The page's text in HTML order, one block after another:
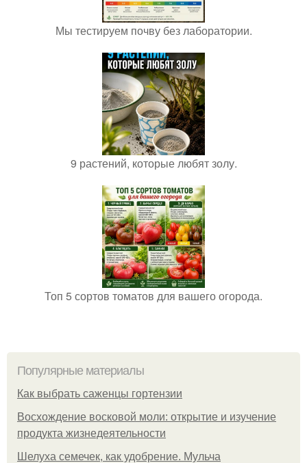
Мы тестируем почву без лаборатории.
9 растений, которые любят золу.
Топ 5 сортов томатов для вашего огорода.
Популярные материалы
Как выбрать саженцы гортензии
Восхождение восковой моли: открытие и изучение
продукта жизнедеятельности
Шелуха семечек, как удобрение. Мульча